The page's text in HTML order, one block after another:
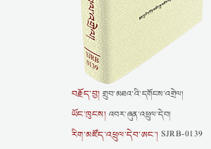
བརྗོད་བྱ། གྲུབ་མཐའ་འི་དགོངས་འགྲེལ།
ཡོང་ཁུངས། འབར་ཞུན་འཕྲུལ་དེབ།
རིག་མཛོད་འཕྲུལ་དེབ་ཨང་།SJRB-0139